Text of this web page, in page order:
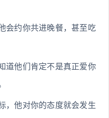
会约你共进晚餐，甚至吃
道他们肯定不是真正爱你
，他对你的态度就会发生